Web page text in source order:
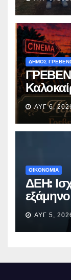
ΔΗΜΟΣ
με την
ΑΥΓ 6,
ΟΙΚΟΝΟΜΙΑ
ΔΕΗ:
ΑΥΓ 5,